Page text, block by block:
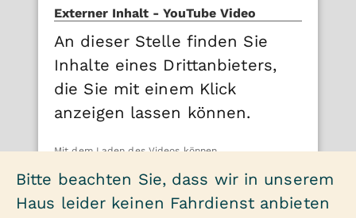
Externer Inhalt - YouTube Video
An dieser Stelle finden Sie
Inhalte eines Drittanbieters,
die Sie mit einem Klick
anzeigen lassen können.
Mit dem Laden des Videos können
übermittelt werden. Mehr Informationen finden Sie
Bitte beachten Sie, dass wir in unserem
Haus leider keinen Fahrdienst anbieten